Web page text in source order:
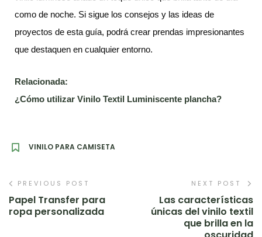
como de noche. Si sigue los consejos y las ideas de
proyectos de esta guía, podrá crear prendas impresionantes
que destaquen en cualquier entorno.
Relacionada:
¿Cómo utilizar Vinilo Textil Luminiscente plancha?
VINILO PARA CAMISETA
PREVIOUS POST
Papel Transfer para
ropa personalizada
NEXT POST
Las características
únicas del vinilo textil
que brilla en la